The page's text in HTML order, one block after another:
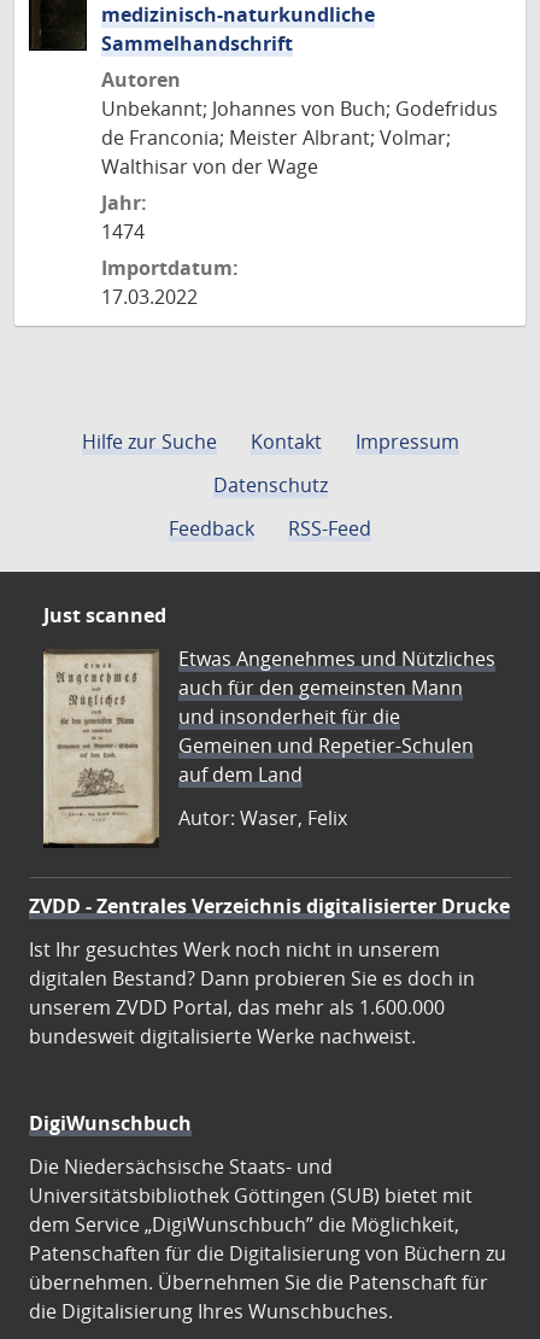
medizinisch-naturkundliche
Sammelhandschrift
Autoren
Unbekannt; Johannes von Buch; Godefridus
de Franconia; Meister Albrant; Volmar;
Walthisar von der Wage
Jahr:
1474
Importdatum:
17.03.2022
Hilfe zur Suche Kontakt
Impressum
Datenschutz
Feedback
RSS-Feed
Just scanned
Etwas Angenehmes und Nützliches
auch für den gemeinsten Mann
und insonderheit für die
Gemeinen und Repetier-Schulen
auf dem Land
Autor: Waser, Felix
ZVDD - Zentrales Verzeichnis digitalisierter Drucke
Ist Ihr gesuchtes Werk noch nicht in unserem
digitalen Bestand? Dann probieren Sie es doch in
unserem ZVDD Portal, das mehr als 1.600.000
bundesweit digitalisierte Werke nachweist.
DigiWunschbuch
Die Niedersächsische Staats- und
Universitätsbibliothek Göttingen (SUB) bietet mit
dem Service „DigiWunschbuch” die Möglichkeit,
Patenschaften für die Digitalisierung von Büchern zu
übernehmen. Übernehmen Sie die Patenschaft für
die Digitalisierung Ihres Wunschbuches.